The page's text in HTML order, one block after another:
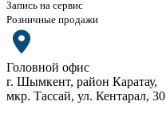
Запись на сервис
Розничные продажи
Головной офис
г. Шымкент, район Каратау,
мкр. Тассай, ул. Кентарал, 30